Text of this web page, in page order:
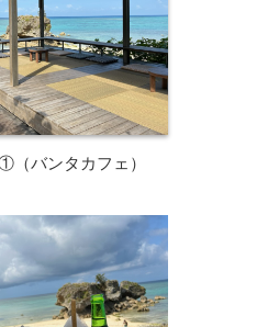
（バンタカフェ）